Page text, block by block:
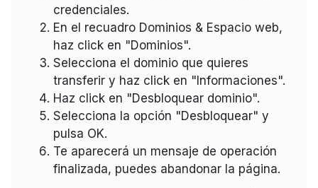
credenciales.
En el recuadro Dominios & Espacio web,
haz click en "Dominios".
Selecciona el dominio que quieres
transferir y haz click en "Informaciones".
Haz click en "Desbloquear dominio".
Selecciona la opción "Desbloquear" y
pulsa OK.
Te aparecerá un mensaje de operación
finalizada, puedes abandonar la página.